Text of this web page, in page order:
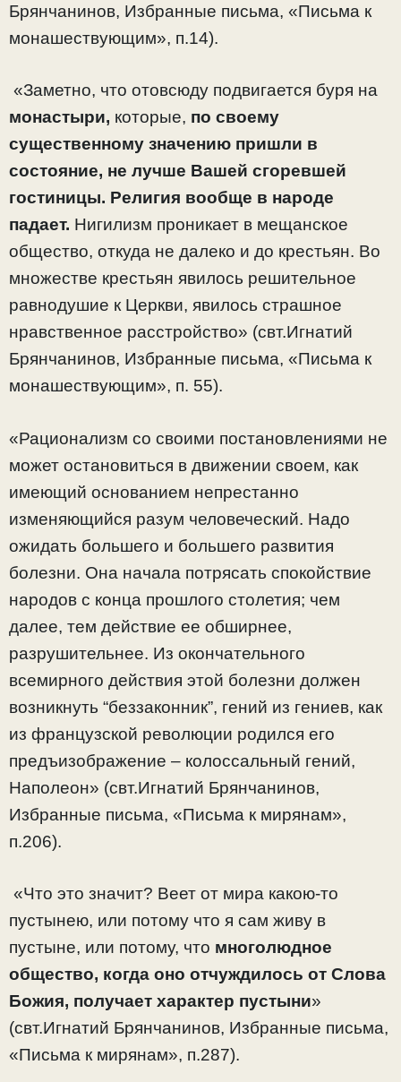
Брянчанинов, Избранные письма, «Письма к
монашествующим», п.14).
«Заметно, что отовсюду подвигается буря на
монастыри, которые, по своему
существенному значению пришли в
состояние, не лучше Вашей сгоревшей
гостиницы. Религия вообще в народе
падает. Нигилизм проникает в мещанское
общество, откуда не далеко и до крестьян. Во
множестве крестьян явилось решительное
равнодушие к Церкви, явилось страшное
нравственное расстройство» (свт.Игнатий
Брянчанинов, Избранные письма, «Письма к
монашествующим», п. 55).
«Рационализм со своими постановлениями не
может остановиться в движении своем, как
имеющий основанием непрестанно
изменяющийся разум человеческий. Надо
ожидать большего и большего развития
болезни. Она начала потрясать спокойствие
народов с конца прошлого столетия; чем
далее, тем действие ее обширнее,
разрушительнее. Из окончательного
всемирного действия этой болезни должен
возникнуть “беззаконник”, гений из гениев, как
из французской революции родился его
предъизображение – колоссальный гений,
Наполеон» (свт.Игнатий Брянчанинов,
Избранные письма, «Письма к мирянам»,
п.206).
«Что это значит? Веет от мира какою-то
пустынею, или потому что я сам живу в
пустыне, или потому, что многолюдное
общество, когда оно отчуждилось от Слова
Божия, получает характер пустыни»
(свт.Игнатий Брянчанинов, Избранные письма,
«Письма к мирянам», п.287).